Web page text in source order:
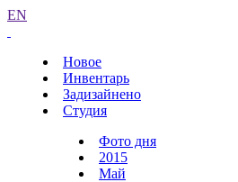
EN
Новое
Инвентарь
Задизайнено
Студия
Фото дня
2015
Май